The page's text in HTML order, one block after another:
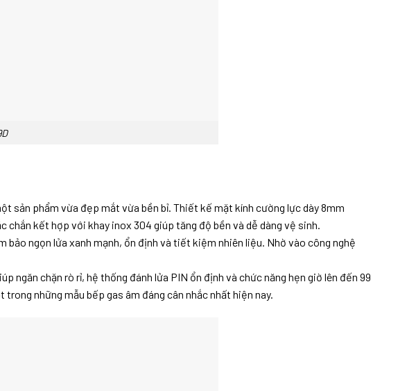
sản phẩm vừa đẹp mắt vừa bền bỉ. Thiết kế mặt kính cường lực dày 8mm
kết hợp với khay inox 304 giúp tăng độ bền và dễ dàng vệ sinh.
ngọn lửa xanh mạnh, ổn định và tiết kiệm nhiên liệu. Nhờ vào công nghệ
ngăn chặn rò rỉ, hệ thống đánh lửa PIN ổn định và chức năng hẹn giờ lên đến 99
những mẫu bếp gas âm đáng cân nhắc nhất hiện nay.